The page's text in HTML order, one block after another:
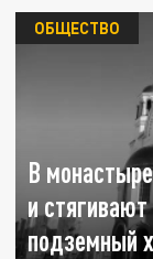
В
и
подземный
ОБЩЕСТВО